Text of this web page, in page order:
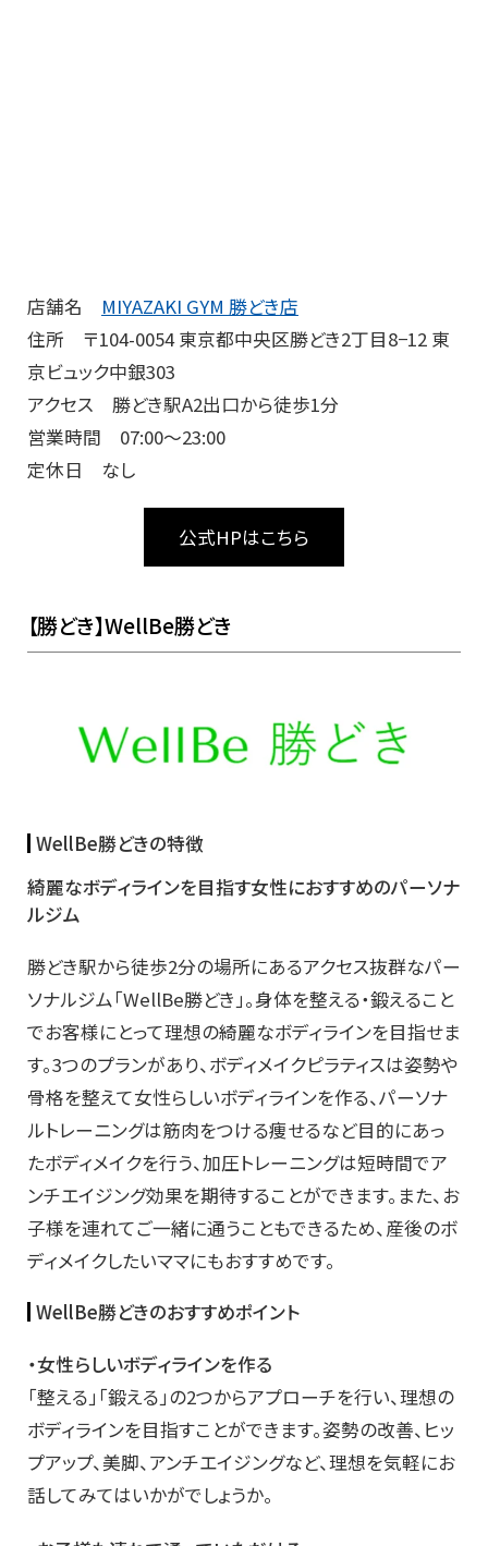
店舗名 MIYAZAKI GYM 勝どき店
住所 〒104-0054 東京都中央区勝どき2丁目8−12 東
京ビュック中銀303
アクセス 勝どき駅A2出口から徒歩1分
営業時間 07:00～23:00
定休日 なし
公式HPはこちら
【勝どき】WellBe勝どき
WellBe勝どきの特徴
綺麗なボディラインを目指す女性におすすめのパーソナ
ルジム
勝どき駅から徒歩2分の場所にあるアクセス抜群なパー
ソナルジム「WellBe勝どき」。身体を整える・鍛えること
でお客様にとって理想の綺麗なボディラインを目指せま
す。3つのプランがあり、ボディメイクピラティスは姿勢や
骨格を整えて女性らしいボディラインを作る、パーソナ
ルトレーニングは筋肉をつける痩せるなど目的にあっ
たボディメイクを行う、加圧トレーニングは短時間でア
ンチエイジング効果を期待することができます。また、お
子様を連れてご一緒に通うこともできるため、産後のボ
ディメイクしたいママにもおすすめです。
WellBe勝どきのおすすめポイント
・女性らしいボディラインを作る
「整える」「鍛える」の2つからアプローチを行い、理想の
ボディラインを目指すことができます。姿勢の改善、ヒッ
プアップ、美脚、アンチエイジングなど、理想を気軽にお
話してみてはいかがでしょうか。